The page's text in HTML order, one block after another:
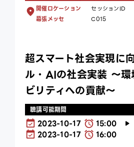
開催ロケーション
幕張メッセ
セッションID
C015
超スマート社会実現に
ル・AIの社会実装 ～環
ビリティへの貢献～
聴講可能期間
2023-10-17
15:00
2023-10-17
16:00